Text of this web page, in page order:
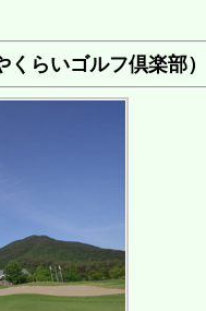
らいゴルフ倶楽部）